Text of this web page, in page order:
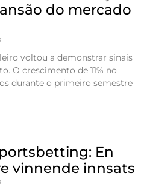
do mercado
voltou a demonstrar sinais
O crescimento de 11% no
durante o primeiro semestre
En
vinnende innsats